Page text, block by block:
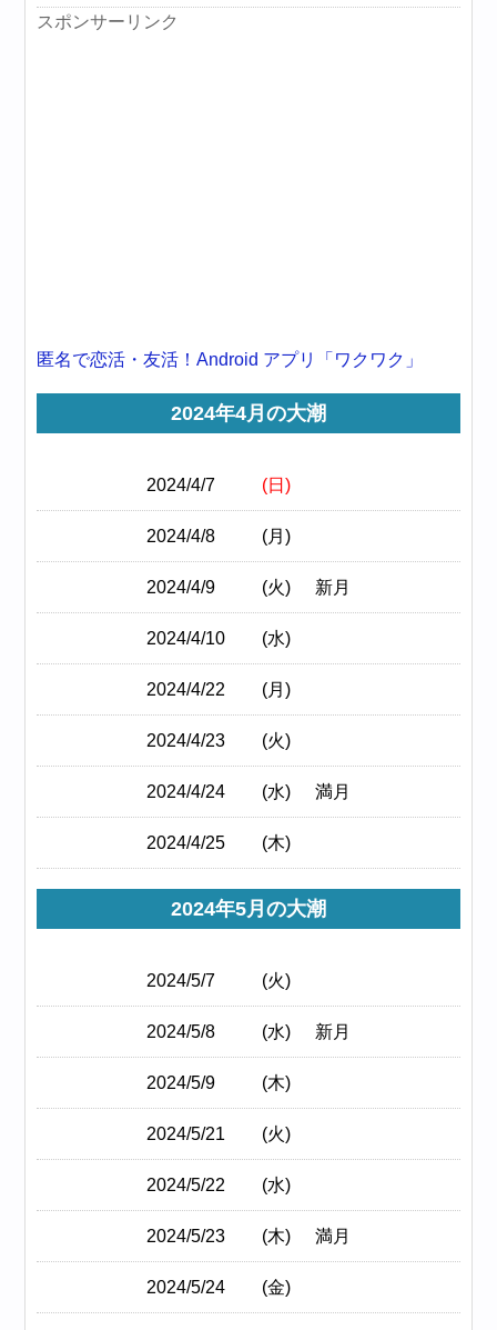
スポンサーリンク
匿名で恋活・友活！Android アプリ「ワクワク」
2024年4月の大潮
2024/4/7 (日)
2024/4/8 (月)
2024/4/9 (火) 新月
2024/4/10 (水)
2024/4/22 (月)
2024/4/23 (火)
2024/4/24 (水) 満月
2024/4/25 (木)
2024年5月の大潮
2024/5/7 (火)
2024/5/8 (水) 新月
2024/5/9 (木)
2024/5/21 (火)
2024/5/22 (水)
2024/5/23 (木) 満月
2024/5/24 (金)